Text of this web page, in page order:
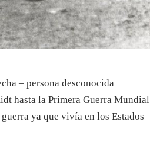
– persona desconocida
hasta la Primera Guerra Mundial
ya que vivía en los Estados